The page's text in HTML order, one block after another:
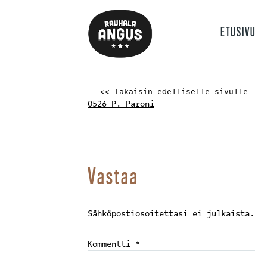
ETUSIVU
<< Takaisin edelliselle sivulle
0526_P._Paroni
Vastaa
Sähköpostiosoitettasi ei julkaista.
Kommentti *